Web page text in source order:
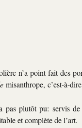
n’a point fait des
misanthrope, c’est-à-
pas plutôt pu: servis
et complète de l’art.